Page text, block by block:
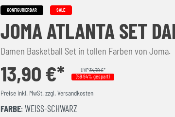
KONFIGURIERBAR SALE
JOMA ATLANTA SET
Damen Basketball Set in tollen Farben von Joma.
13,90 €* UVP34,70 €*
(59.94% gespart)
Preise inkl. MwSt. zzgl. Versandkosten
FARBE: WEISS-SCHWARZ